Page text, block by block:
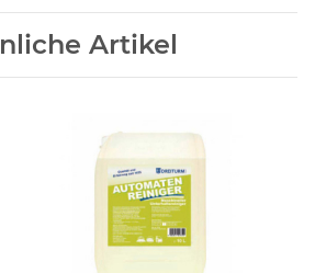
Artikel